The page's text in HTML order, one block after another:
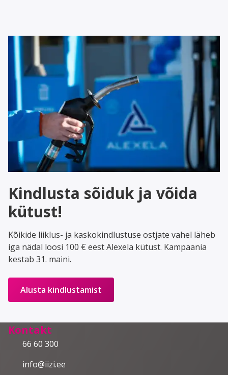
Kindlusta sõiduk ja võida
kütust!
Kõikide liiklus- ja kaskokindlustuse ostjate vahel läheb
iga nädal loosi 100 € eest Alexela kütust. Kampaania
kestab 31. maini.
Alusta kindlustamist
Kontakt
66 60 300
info@iizi.ee